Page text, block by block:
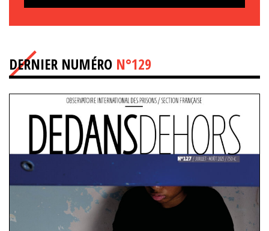
DERNIER NUMÉRO N°129